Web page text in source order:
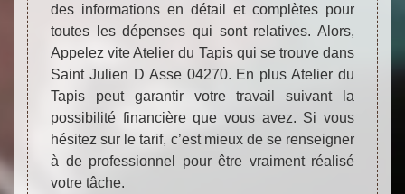
des informations en détail et complètes pour
toutes les dépenses qui sont relatives. Alors,
Appelez vite Atelier du Tapis qui se trouve dans
Saint Julien D Asse 04270. En plus Atelier du
Tapis peut garantir votre travail suivant la
possibilité financière que vous avez. Si vous
hésitez sur le tarif, c’est mieux de se renseigner
à de professionnel pour être vraiment réalisé
votre tâche.